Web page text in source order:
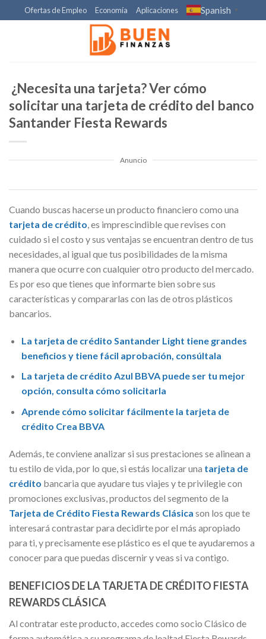
to
Ofertas de Empleo Economía Aplicaciones Spanish ▼
¿Necesita una tarjeta? Ver cómo
solicitar una tarjeta de crédito del banco
Santander Fiesta Rewards
Anuncio
Cuando buscas hacerse un producto financiero como una
tarjeta de crédito, es imprescindible que revises con
cuidado si el costo y sus ventajas se encuentran dentro de tus
necesidades, al igual que tus posibilidades de la misma
manera que ocurre con cualquier otro producto del mercado.
Es por eso que tienes que informarte bien sobre sus
características y compararlas con las de otros plásticos
bancarios.
La tarjeta de crédito Santander Light tiene grandes
beneficios y tiene fácil aprobación, consúltala
La tarjeta de crédito Azul BBVA puede ser tu mejor
opción, consulta cómo solicitarla
Aprende cómo solicitar fácilmente la tarjeta de
crédito Crea BBVA
Además, te conviene analizar si sus prestaciones se alinean a
tu estilo de vida, por lo que, si estás localizar una tarjeta de
crédito bancaria que ayudare tus viajes y te privilegie con
promociones exclusivas, productos del segmento de la
Tarjeta de Crédito Fiesta Rewards Clásica son los que te
interesará contrastar para decidirte por el más apropiado
para ti, y precisamente ese plástico es el que te ayudaremos a
conocer para que puedas discernir y veas si va contigo.
BENEFICIOS DE LA TARJETA DE CRÉDITO FIESTA
REWARDS CLÁSICA
Al contratar este producto, accedes como socio Clásico de